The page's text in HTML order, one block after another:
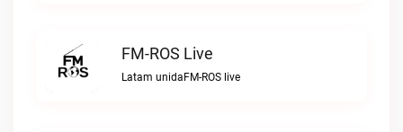
FM-ROS Live
Latam unidaFM-ROS live